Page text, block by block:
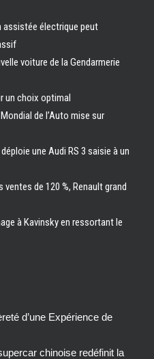
assistée électrique peut
voiture de la Gendarmerie
un choix optimal
de l’Auto mise sur
une Audi RS 3 saisie à un
de 120 %, Renault grand
à Kavinsky en ressortant le
d’une Expérience de
chinoise redéfinit la